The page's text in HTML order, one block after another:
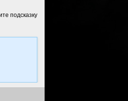
подсказку